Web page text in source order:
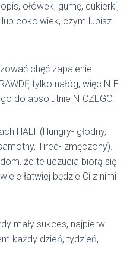
ołówek, gumę, cukierki,
cokolwiek, czym lubisz
chęć zapalenie
tylko nałóg, więc NIE
do absolutnie NICZEGO.
HALT (Hungry- głodny,
Tired- zmęczony).
że te uczucia biorą się
łatwiej będzie Ci z nimi
mały sukces, najpierw
każdy dzień, tydzień,